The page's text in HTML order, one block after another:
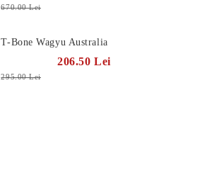
670.00 Lei
T-Bone Wagyu Australia
206.50 Lei
295.00 Lei